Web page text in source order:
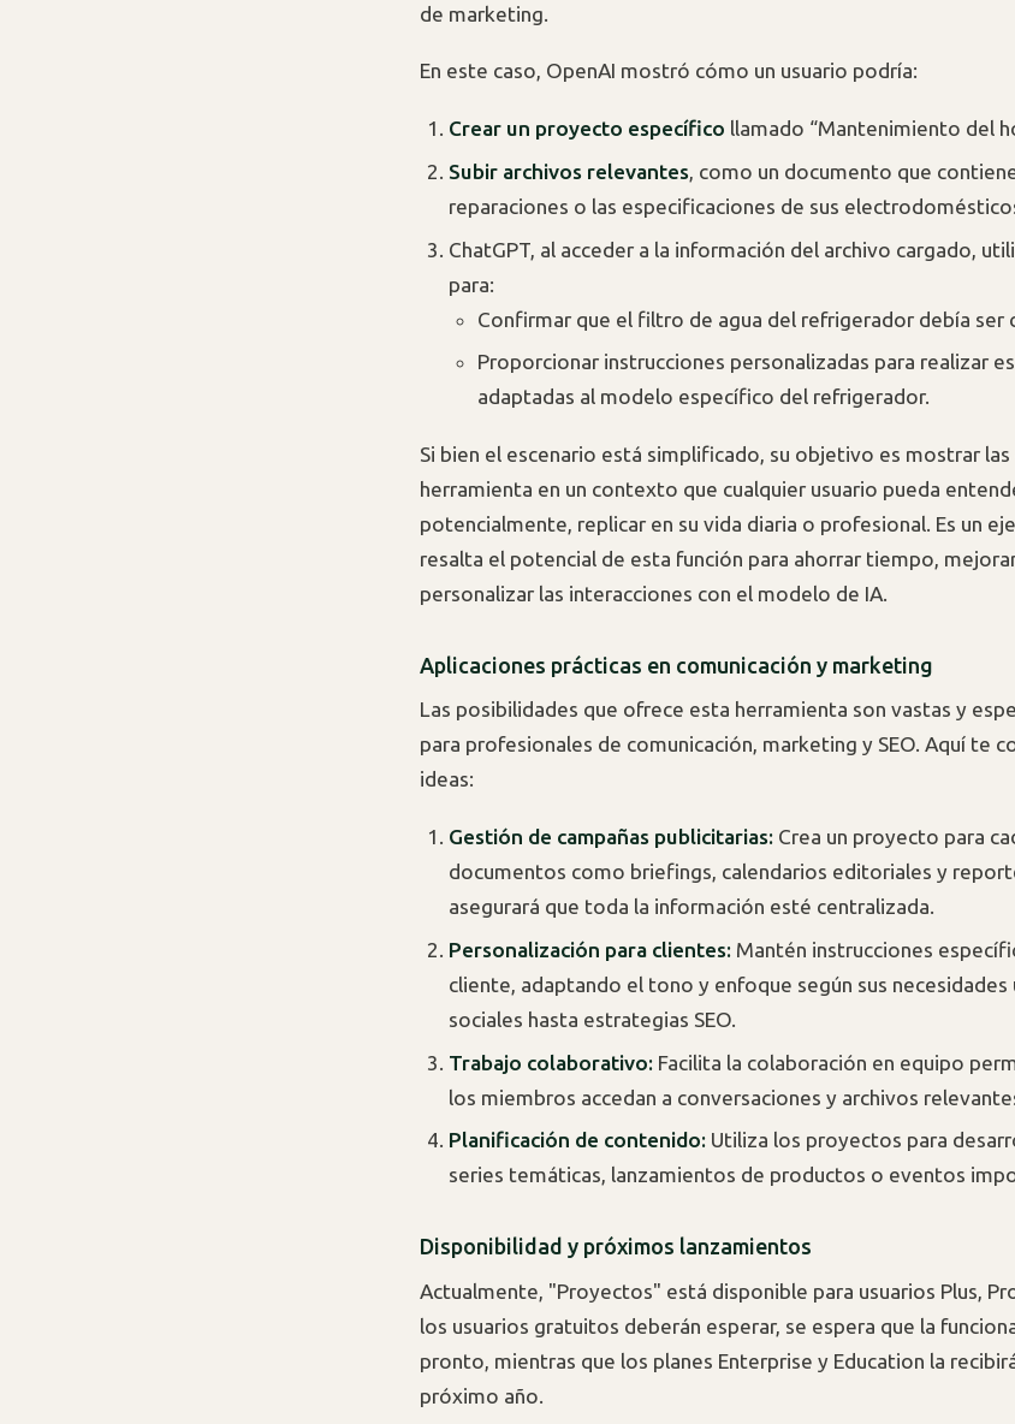
de marketing.
En este caso, OpenAI mostró cómo un usuario podría:
Crear un proyecto específico llamado “Mantenimiento del
Subir archivos relevantes, como un documento que
reparaciones o las especificaciones de sus
ChatGPT, al acceder a la información del archivo cargado,
para:
Confirmar que el filtro de agua del refrigerador debía ser
Proporcionar instrucciones personalizadas para realizar
adaptadas al modelo específico del refrigerador.
Si bien el escenario está simplificado, su objetivo es mostrar las
herramienta en un contexto que cualquier usuario pueda
potencialmente, replicar en su vida diaria o profesional. Es un
resalta el potencial de esta función para ahorrar tiempo,
personalizar las interacciones con el modelo de IA.
Aplicaciones prácticas en comunicación y marketing
Las posibilidades que ofrece esta herramienta son vastas y
para profesionales de comunicación, marketing y SEO. Aquí te
ideas:
Gestión de campañas publicitarias:Crea un proyecto para
documentos como briefings, calendarios editoriales y
asegurará que toda la información esté centralizada.
Personalización para clientes:Mantén instrucciones
cliente, adaptando el tono y enfoque según sus necesidades
sociales hasta estrategias SEO.
Trabajo colaborativo:Facilita la colaboración en equipo
los miembros accedan a conversaciones y archivos
Planificación de contenido:Utiliza los proyectos para
series temáticas, lanzamientos de productos o eventos
Disponibilidad y próximos lanzamientos
Actualmente, "Proyectos" está disponible para usuarios Plus,
los usuarios gratuitos deberán esperar, se espera que la
pronto, mientras que los planes Enterprise y Education la
próximo año.